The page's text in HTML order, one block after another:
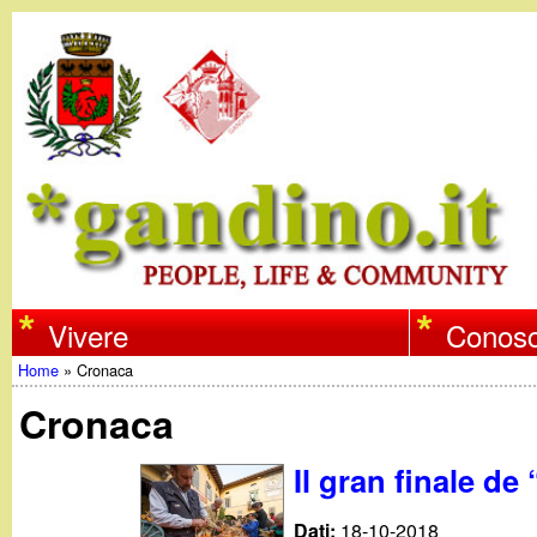
w
w
w
Vivere
Tu
sei
Home »Cronaca
Cronaca
Il gran finale de
Dati: 18-10-2018